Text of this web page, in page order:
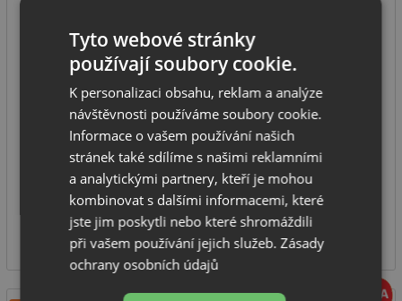
Teka DFS 74850 WH
Volně stojící myčka
Počet sad nádobí: 10
Počet mycích programů: 6
Energetická třída: D
SKLADEM
10 990 Kč
Tyto webové stránky
používají soubory cookie.
K personalizaci obsahu, reklam a analýze
návštěvnosti používáme soubory cookie.
Informace o vašem používání našich
stránek také sdílíme s našimi reklamními
a analytickými partnery, kteří je mohou
kombinovat s dalšími informacemi, které
jste jim poskytli nebo které shromáždili
při vašem používání jejich služeb.Zásady
ochrany osobních údajů